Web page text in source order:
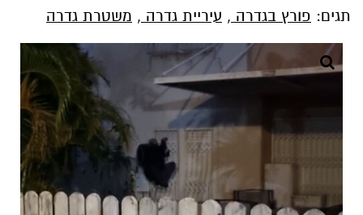
תגים: פורץ בגדרה , עיריית גדרה , משטרת גדרה